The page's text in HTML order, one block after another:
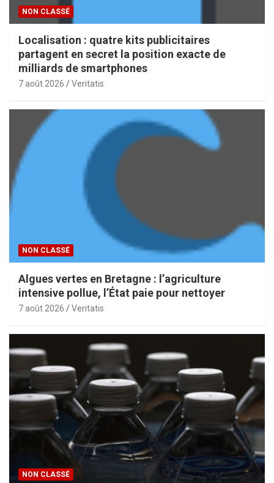
NON CLASSÉ
Localisation : quatre kits publicitaires
partagent en secret la position exacte de
milliards de smartphones
7 août 2026 Veritatis
NON CLASSÉ
Algues vertes en Bretagne : l’agriculture
intensive pollue, l’État paie pour nettoyer
7 août 2026 Veritatis
NON CLASSÉ